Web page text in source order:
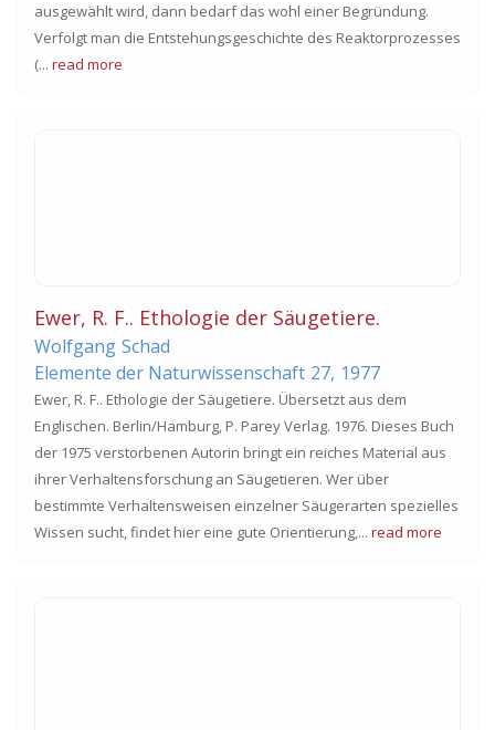
ausgewählt wird, dann bedarf das wohl einer Begründung.
Verfolgt man die Entstehungsgeschichte des Reaktorprozesses
(... read more
Ewer, R. F.. Ethologie der Säugetiere.
Wolfgang Schad
Elemente der Naturwissenschaft 27, 1977
Ewer, R. F.. Ethologie der Säugetiere. Übersetzt aus dem
Englischen. Berlin/Hamburg, P. Parey Verlag. 1976. Dieses Buch
der 1975 verstorbenen Autorin bringt ein reiches Material aus
ihrer Verhaltensforschung an Säugetieren. Wer über
bestimmte Verhaltensweisen einzelner Säugerarten spezielles
Wissen sucht, findet hier eine gute Orientierung,... read more